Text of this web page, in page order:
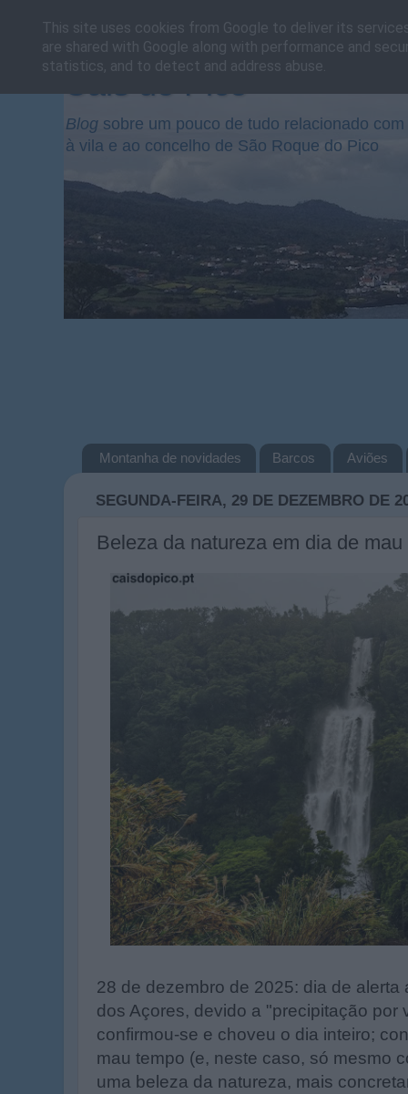
Cais do Pico
Blog sobre um pouco de tudo relacionado
à vila e ao concelho de São Roque do Pico
Montanha de novidades Barcos Aviões
SEGUNDA-FEIRA, 29 DE DEZEMBRO DE
Beleza da natureza em dia de mau
28 de dezembro de 2025: dia de alerta
dos Açores, devido a "precipitação por
confirmou-se e choveu o dia inteiro;
mau tempo (e, neste caso, só mesmo
uma beleza da natureza, mais
This site uses cookies from Google to deliver its
are shared with Google along with performance and
statistics, and to detect and address abuse.